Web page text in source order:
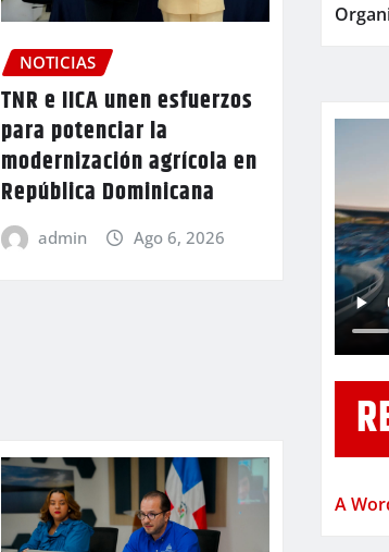
NOTICIAS
TNR e IICA unen esfuerzos
para potenciar la
modernización agrícola en
República Dominicana
admin Ago 6, 2026
A